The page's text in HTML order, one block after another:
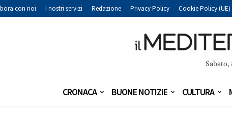
con noi I nostri servizi Redazione Privacy Policy Cookie Policy (UE)
Sabato,
CRONACA BUONE NOTIZIE CULTURA